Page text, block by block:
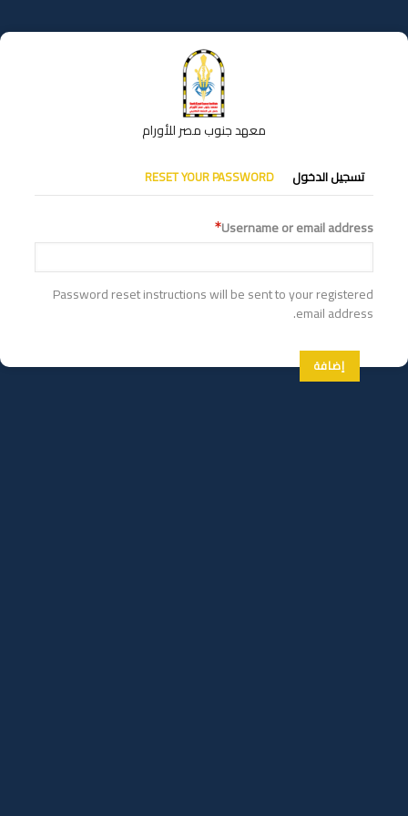
إلى
المحتوى
معهد جنوب مصر للأورام
التبويبات
الأساسية
تسجيل الدخول RESET YOUR PASSWORD
Username or email address
Password reset instructions will be sent to your registered
email address.